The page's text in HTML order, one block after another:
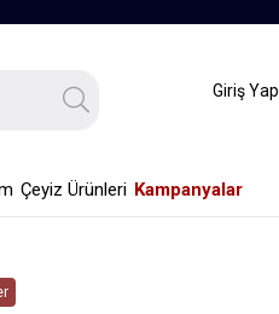
Giriş Yap
Çeyiz Ürünleri Kampanyalar